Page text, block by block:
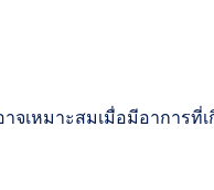
เหมาะสมเมื่อมีอาการที่